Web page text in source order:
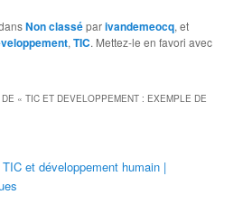
Non classéparivandemeocq, et
,TIC. Mettez-le en favori avec
DE «TIC ET DEVELOPPEMENT : EXEMPLE DE
et développement humain |